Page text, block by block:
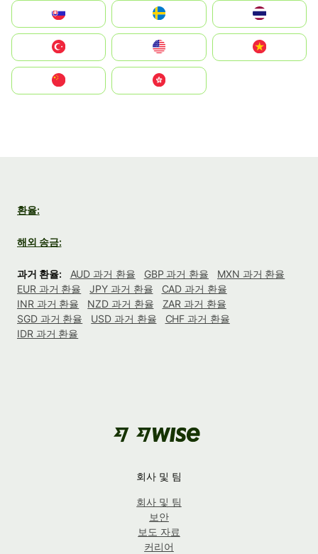
United States
中國香港特別行政區
환율:
해외 송금:
과거 환율: AUD 과거 환율 GBP 과거 환율
MXN 과거 환율
EUR 과거 환율
JPY 과거 환율
CAD 과거 환율
INR 과거 환율
NZD 과거 환율
ZAR 과거 환율
SGD 과거 환율
USD 과거 환율
CHF 과거 환율
IDR 과거 환율
회사 및 팀
회사 및 팀
보안
보도 자료
커리어